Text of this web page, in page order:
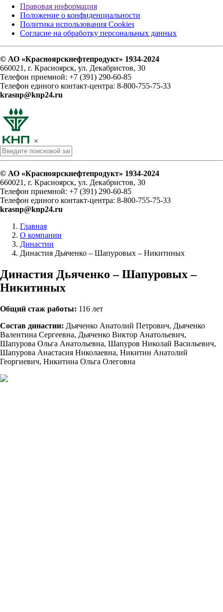
Правовая информация
Положение о конфиденциальности
Политика использования Cookies
Согласие на обработку персональных данных
© АО «Красноярскнефтепродукт» 1934-2024
660021, г. Красноярск, ул. Декабристов, 30
Телефон приемной: +7 (391) 290-60-85
Телефон единого контакт-центра: 8-800-755-75-33
krasnp@knp24.ru
×
© АО «Красноярскнефтепродукт» 1934-2024
660021, г. Красноярск, ул. Декабристов, 30
Телефон приемной: +7 (391) 290-60-85
Телефон единого контакт-центра: 8-800-755-75-33
krasnp@knp24.ru
Главная
О компании
Династии
Династия Дьяченко – Шапуровых – Никитиных
Династия Дьяченко – Шапуровых –
Никитиных
Общий стаж работы: 116 лет
Состав династии: Дьяченко Анатолий Петрович, Дьяченко
Валентина Сергеевна, Дьяченко Виктор Анатольевич,
Шапурова Ольга Анатольевна, Шапуров Николай Васильевич,
Шапурова Анастасия Николаевна, Никитин Анатолий
Георгиевич, Никитина Ольга Олеговна